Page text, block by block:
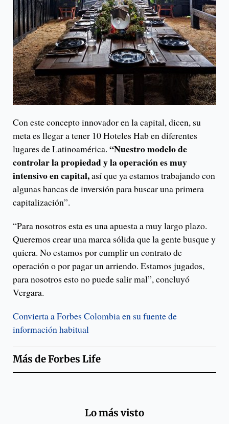
Con este concepto innovador en la capital, dicen, su
meta es llegar a tener 10 Hoteles Hab en diferentes
lugares de Latinoamérica. “Nuestro modelo de
controlar la propiedad y la operación es muy
intensivo en capital,así que ya estamos trabajando con
algunas bancas de inversión para buscar una primera
capitalización”.
“Para nosotros esta es una apuesta a muy largo plazo.
Queremos crear una marca sólida que la gente busque y
quiera. No estamos por cumplir un contrato de
operación o por pagar un arriendo. Estamos jugados,
para nosotros esto no puede salir mal”, concluyó
Vergara.
Convierta a Forbes Colombia en su fuente de
información habitual
Más deForbes Life
Lo más visto